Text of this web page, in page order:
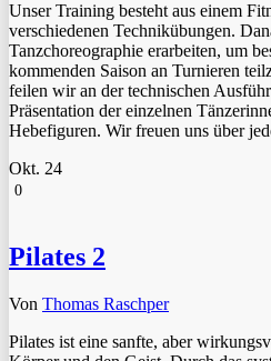
Unser Training besteht aus einem
verschiedenen Technikübungen.
Tanzchoreographie erarbeiten, um
kommenden Saison an Turnieren
feilen wir an der technischen
Präsentation der einzelnen
Hebefiguren. Wir freuen uns über
Okt. 24
0
Pilates 2
Von Thomas Raschper
Pilates ist eine sanfte, aber